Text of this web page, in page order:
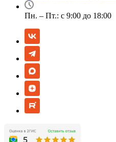
Пн. – Пт.: с 9:00 до 18:00